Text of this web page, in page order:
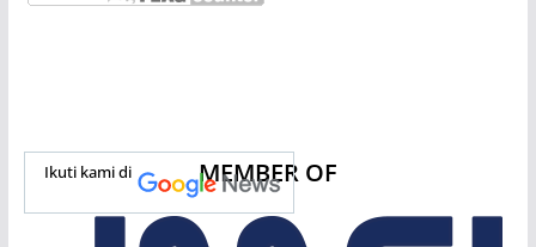
Ikuti kami di MEMBER OF